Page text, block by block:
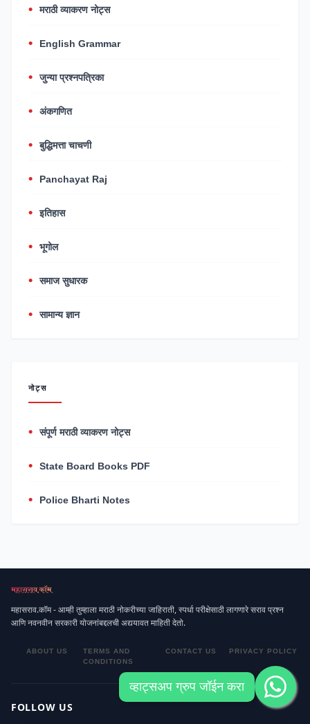
मराठी व्याकरण नोट्स
English Grammar
जुन्या प्रश्नपत्रिका
अंकगणित
बुद्धिमत्ता चाचणी
Panchayat Raj
इतिहास
भूगोल
समाज सुधारक
सामान्य ज्ञान
नोट्स
संपूर्ण मराठी व्याकरण नोट्स
State Board Books PDF
Police Bharti Notes
महासराव.कॉम - आम्ही तुम्हाला मराठी नोकरीच्या जाहिराती, स्पर्धा परीक्षेसाठी लागणारे सराव प्रश्न
आणि नवनवीन सरकारी योजनांबद्दलची अद्ययावत माहिती देतो.
ABOUT US
TERMS AND
CONDITIONS
CONTACT US PRIVACY POLICY
FOLLOW US
व्हाट्सअप ग्रुप जॉईन करा